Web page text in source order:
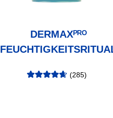
DERMAXᴾᴿᴼ
Bewertung: (285)